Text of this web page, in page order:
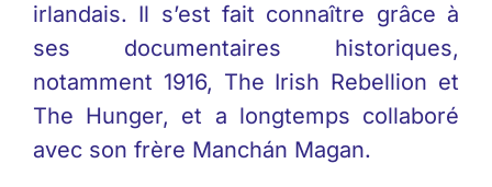
irlandais. Il s’est fait connaître grâce à
ses documentaires historiques,
notamment 1916, The Irish Rebellion et
The Hunger, et a longtemps collaboré
avec son frère Manchán Magan.